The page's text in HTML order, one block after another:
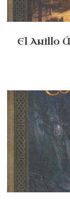
El Anillo